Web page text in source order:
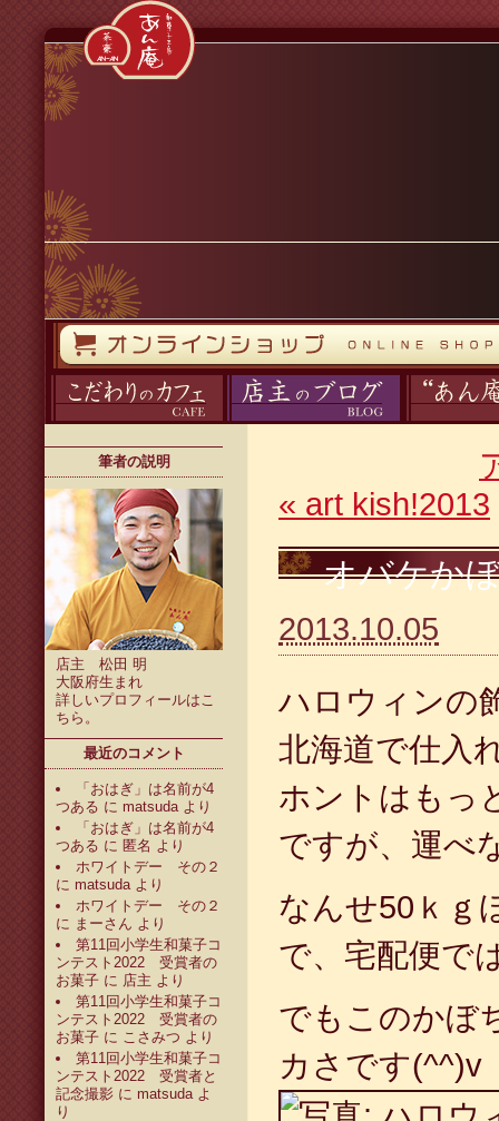
筆者の説明
店主 松田 明
大阪府生まれ
詳しいプロフィールはこ
ちら 。
最近のコメント
「おはぎ」は名前が4
つある に matsudaより
「おはぎ」は名前が4
つある に 匿名 より
ホワイトデー その２
に matsudaより
ホワイトデー その２
に まーさん より
第11回小学生和菓子コ
ンテスト2022 受賞者の
お菓子 に 店主 より
第11回小学生和菓子コ
ンテスト2022 受賞者の
お菓子 に こさみつ より
第11回小学生和菓子コ
ンテスト2022 受賞者と
記念撮影 に matsudaよ
り
« art kish!2013
オバケか
2013.10.05
ハロウィンの
北海道で仕入
ホントはもっ
ですが、運べ
なんせ50ｋｇ
で、宅配便で
でもこのかぼ
カさです(^^)v